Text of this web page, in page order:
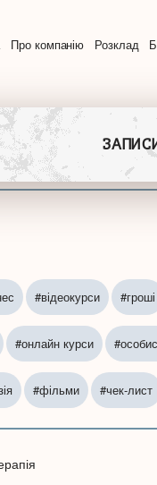
Про компанію Розклад
#відеокурси #гроші
#онлайн курси
#фільми #чек-лист